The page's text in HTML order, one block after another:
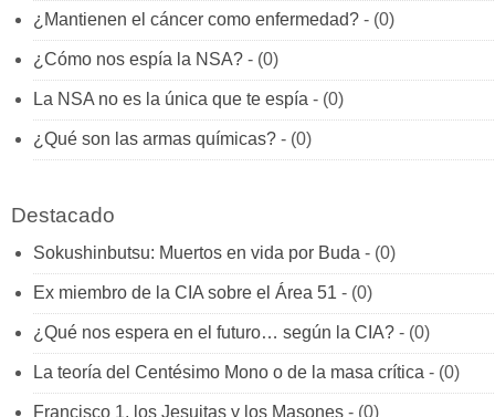
¿Mantienen el cáncer como enfermedad? - (0)
¿Cómo nos espía la NSA? - (0)
La NSA no es la única que te espía - (0)
¿Qué son las armas químicas? - (0)
Destacado
Sokushinbutsu: Muertos en vida por Buda - (0)
Ex miembro de la CIA sobre el Área 51 - (0)
¿Qué nos espera en el futuro… según la CIA? - (0)
La teoría del Centésimo Mono o de la masa crítica - (0)
Francisco 1, los Jesuitas y los Masones - (0)